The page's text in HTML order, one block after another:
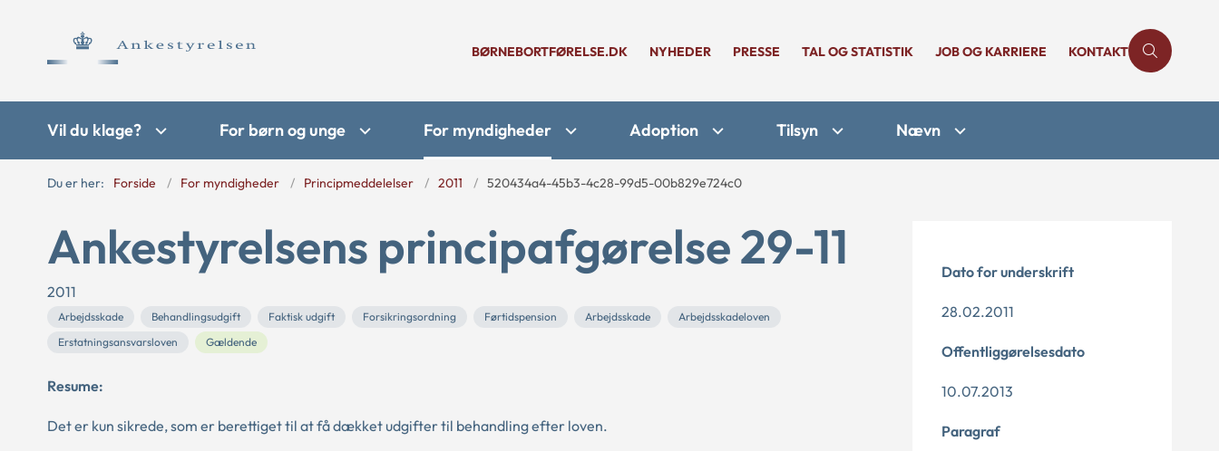
BØRNEBORTFØRELSE.DK NYHEDER PRESSE TAL OG STATISTIK JOB OG KARRIERE KONTAKT
Vil du klage? For børn og unge For myndigheder Adoption Tilsyn Nævn
Du er her: Forside For myndigheder Principmeddelelser 2011 520434a4-45b3-4c28-99d5-00b829e724c0
Ankestyrelsens principafgørelse 29-11
2011
Arbejdsskade Behandlingsudgift Faktisk udgift Forsikringsordning Førtidspension Arbejdsskade
Arbejdsskadeloven
Erstatningsansvarsloven
Gældende
Resume:
Det er kun sikrede, som er berettiget til at få dækket udgifter til behandling efter loven.
Dato for underskrift
28.02.2011
Offentliggørelsesdato
10.07.2013
Paragraf